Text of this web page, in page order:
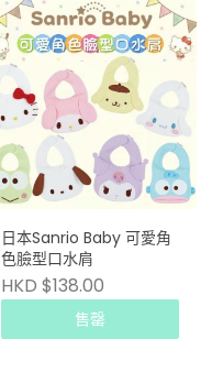
日本Sanrio Baby 可愛角
色臉型口水肩
HKD $138.00
售罄